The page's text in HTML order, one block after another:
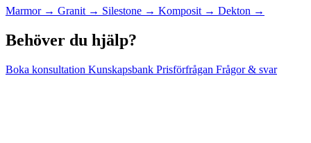
Marmor → Granit → Silestone → Komposit → Dekton →
Behöver du hjälp?
Boka konsultation Kunskapsbank Prisförfrågan Frågor & svar